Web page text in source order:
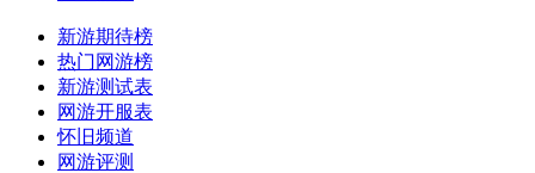
新游期待榜
热门网游榜
新游测试表
网游开服表
怀旧频道
网游评测